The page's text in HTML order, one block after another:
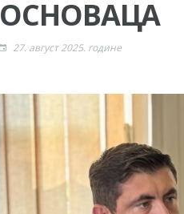
Обавјештење за
ЈАВНИ ПОЗИВ
ОСНОВАЦА
27. август 2025. године